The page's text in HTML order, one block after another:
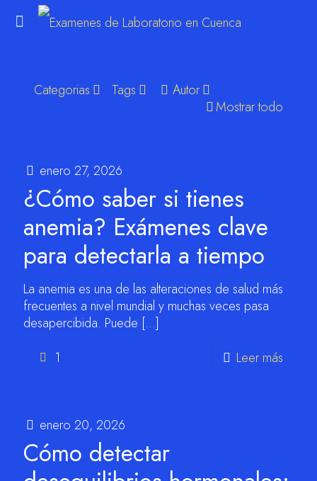
Categorias Tags
Autor
Mostrar todo
enero 27, 2026
¿Cómo saber si tienes
anemia? Exámenes clave
para detectarla a tiempo
La anemia es una de las alteraciones de salud más
frecuentes a nivel mundial y muchas veces pasa
desapercibida. Puede […]
1
Leer más
enero 20, 2026
Cómo detectar